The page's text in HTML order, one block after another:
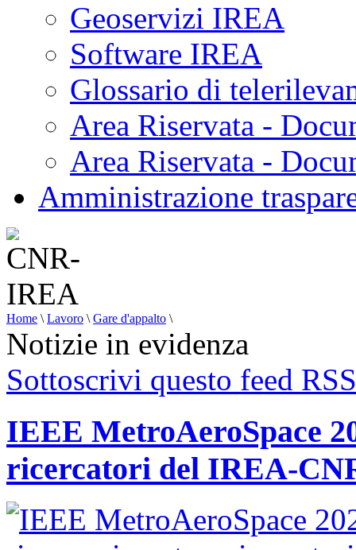
Geoservizi IREA
Software IREA
Glossario di
Area Riservata -
Area Riservata -
Amministrazione
Home \ Lavoro \ Gare d'appalto \
Notizie in evidenza
Sottoscrivi questo feed RSS
IEEE MetroAeroSpace
ricercatori del IREA-